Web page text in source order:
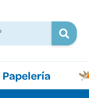
Papelería